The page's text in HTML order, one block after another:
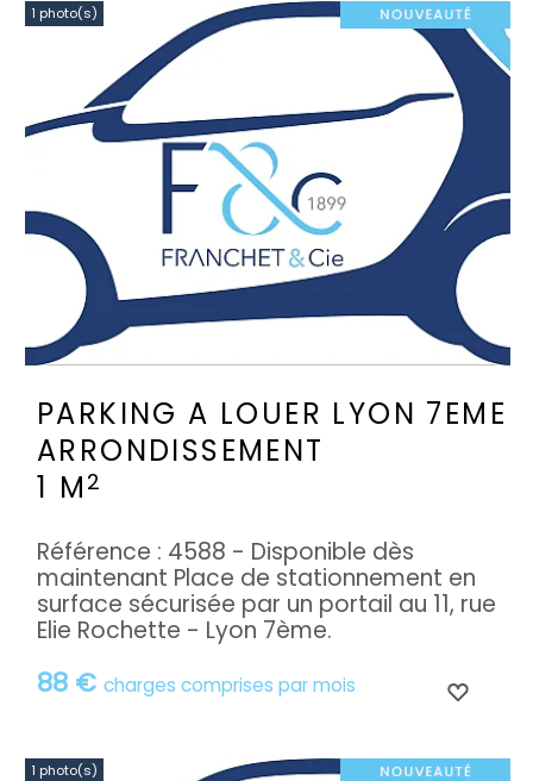
1 photo(s)
PARKING A LOUER LYON 7EME
ARRONDISSEMENT
1 M 2
88 € charges comprises par mois
Référence : 4588 - Disponible dès
maintenant Place de stationnement en
surface sécurisée par un portail au 11, rue
Elie Rochette - Lyon 7ème.
1 photo(s)